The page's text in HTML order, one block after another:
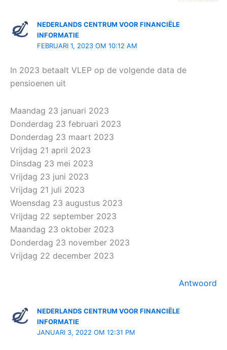
NEDERLANDS CENTRUM VOOR FINANCIËLE
INFORMATIE
FEBRUARI 1, 2023 OM 10:12 AM
In 2023 betaalt VLEP op de volgende data de
pensioenen uit
Maandag 23 januari 2023
Donderdag 23 februari 2023
Donderdag 23 maart 2023
Vrijdag 21 april 2023
Dinsdag 23 mei 2023
Vrijdag 23 juni 2023
Vrijdag 21 juli 2023
Woensdag 23 augustus 2023
Vrijdag 22 september 2023
Maandag 23 oktober 2023
Donderdag 23 november 2023
Vrijdag 22 december 2023
Antwoord
NEDERLANDS CENTRUM VOOR FINANCIËLE
INFORMATIE
JANUARI 3, 2022 OM 12:31 PM